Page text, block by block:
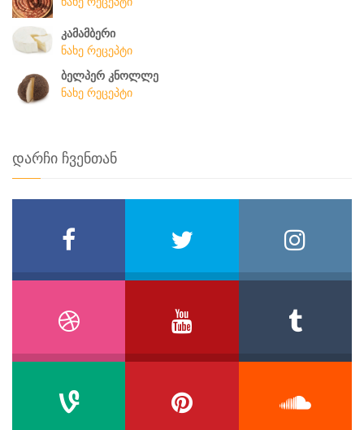
კამამბერი
ნახე რეცეპტი
ბელპერ კნოლლე
ნახე რეცეპტი
დარჩი ჩვენთან